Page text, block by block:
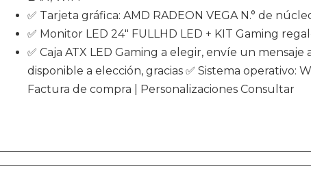
✅ Tarjeta gráfica: AMD RADEON VEGA N.° de
✅ Monitor LED 24" FULLHD LED + KIT Gaming
✅ Caja ATX LED Gaming a elegir, envíe un
disponible a elección, gracias ✅ Sistema operativo:
Factura de compra | Personalizaciones Consultar